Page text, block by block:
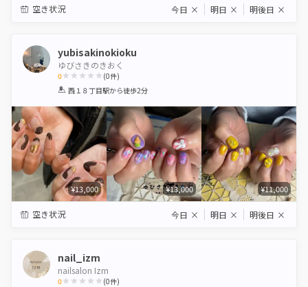
空き状況 今日 × 明日 × 明後日 ×
yubisakinokioku
ゆびさきのきおく
0
1 2 3 4 5
(0件)
西１８丁目駅から徒歩2分
¥13,000 ¥13,000 ¥11,000
空き状況 今日 × 明日 × 明後日 ×
nail_izm
nailsalon Izm
0 (0件)